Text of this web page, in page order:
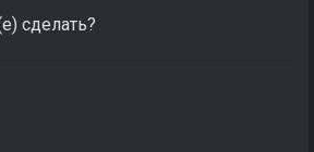
сделать?